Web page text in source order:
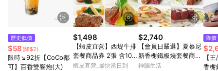
歷史低價
$58 (降$2)
限時↘92折【CoCo都
可】百香雙響炮(大)
$1,498
【蝦皮直營】西堤牛排
套餐商品券 2張 含10%
服務費 免運
蝦皮直營_最快當日到
$2,740
【會員日嚴選】夏慕尼
新香榭鐵板燒套餐商品
劵2張
神腦生活
降價
【
香榭